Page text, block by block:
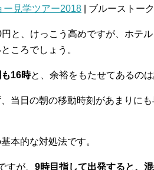
ー見学ツアー2018 | ブルーストー
と、けっこう高めですが、ホテル
ころでしょう。
16時と、余裕をもたせてあるの
当日の朝の移動時刻があまりに
本的な対処法です。
すが、 9時目指して出発すると、